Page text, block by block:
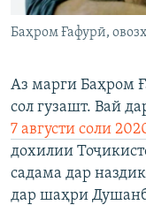
Баҳром Ғафурӣ,
Аз марги Баҳром
сол гузашт. Вай
7 августи соли
дохилии
садама дар
дар шаҳри